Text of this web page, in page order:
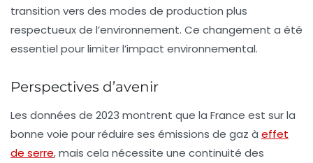
transition vers des modes de production plus
respectueux de l’environnement. Ce changement a été
essentiel pour limiter l’impact environnemental.
Perspectives d’avenir
Les données de 2023 montrent que la France est sur la
bonne voie pour réduire ses émissions de gaz à effet
de serre, mais cela nécessite une continuité des